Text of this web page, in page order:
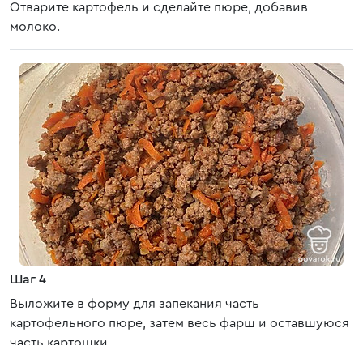
Отварите картофель и сделайте пюре, добавив
молоко.
Шаг 4
Выложите в форму для запекания часть
картофельного пюре, затем весь фарш и оставшуюся